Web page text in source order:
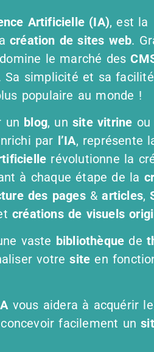
Artificielle (IA), est la
création de sites web.
le marché des
Sa simplicité et sa facilité
populaire au monde !
un blog, unsite vitrine ou
par l’IA, représente
révolutionne la
à chaque étape de la
des pages&articles,
créations de visuels
vaste bibliothèque de
votresite en
vous aidera à acquérir
facilement un